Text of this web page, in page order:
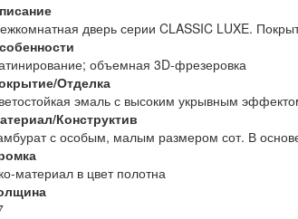
дверь серии CLASSIC LUXE.
объемная 3D-фрезеровка
Отделка
эмаль с высоким укрывным
Конструктив
с особым, малым размером сот. В
материал в цвет полотна